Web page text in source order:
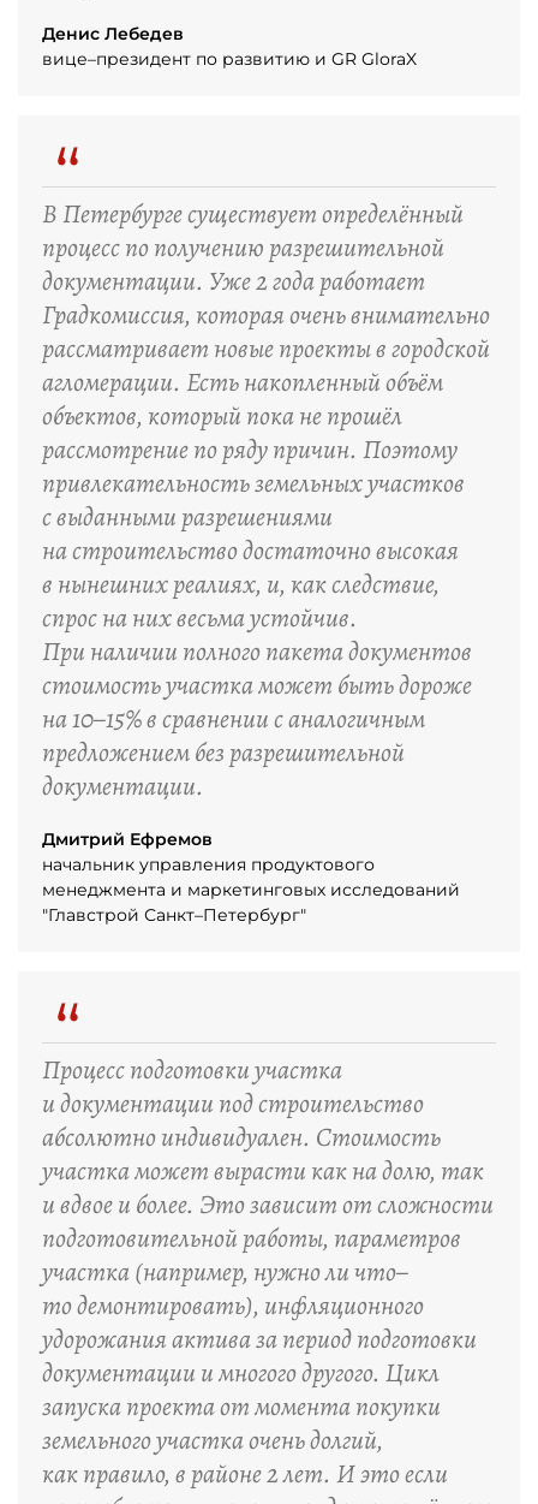
Денис Лебедев
вице–президент по развитию и GR GloraX
“
В Петербурге существует определённый
процесс по получению разрешительной
документации. Уже 2 года работает
Градкомиссия, которая очень внимательно
рассматривает новые проекты в городской
агломерации. Есть накопленный объём
объектов, который пока не прошёл
рассмотрение по ряду причин. Поэтому
привлекательность земельных участков
с выданными разрешениями
на строительство достаточно высокая
в нынешних реалиях, и, как следствие,
спрос на них весьма устойчив.
При наличии полного пакета документов
стоимость участка может быть дороже
на 10–15% в сравнении с аналогичным
предложением без разрешительной
документации.
Дмитрий Ефремов
начальник управления продуктового
менеджмента и маркетинговых исследований
"Главстрой Санкт–Петербург"
“
Процесс подготовки участка
и документации под строительство
абсолютно индивидуален. Стоимость
участка может вырасти как на долю, так
и вдвое и более. Это зависит от сложности
подготовительной работы, параметров
участка (например, нужно ли что–
то демонтировать), инфляционного
удорожания актива за период подготовки
документации и многого другого. Цикл
запуска проекта от момента покупки
земельного участка очень долгий,
как правило, в районе 2 лет. И это если